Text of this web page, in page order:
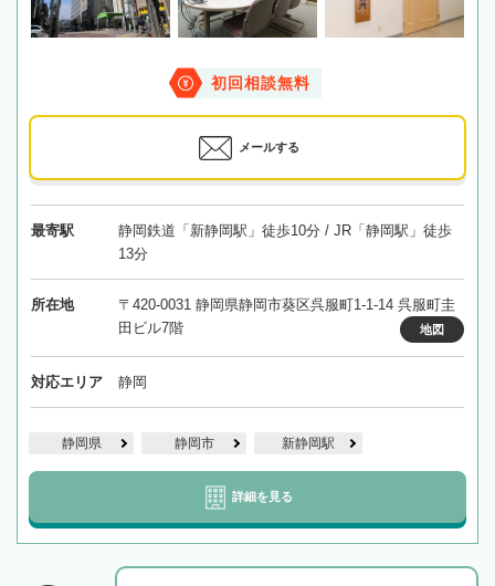
初回相談無料
メールする
最寄駅
静岡鉄道「新静岡駅」徒歩10分 / JR「静岡駅」徒歩
13分
所在地
〒420-0031 静岡県静岡市葵区呉服町1-1-14 呉服町圭
田ビル7階
地図
対応エリア 静岡
静岡県 静岡市 新静岡駅
詳細を見る